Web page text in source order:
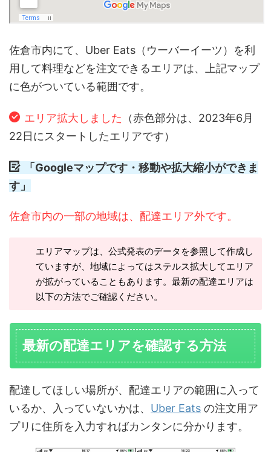
佐倉市内にて、Uber Eats（ウーバーイーツ）を利
用して料理などを注文できるエリアは、上記マップ
に色がついている範囲です。
エリア拡大しました （赤色部分は、2023年6月
22日にスタートしたエリアです）
「Googleマップです・移動や拡大縮小ができま
す」
佐倉市内の一部の地域は、配達エリア外です。
エリアマップは、公式発表のデータを参照して作成し
ていますが、地域によってはステルス拡大してエリア
が拡がっていることもあります。最新の配達エリアは
以下の方法でご確認ください。
最新の配達エリアを確認する方法
配達してほしい場所が、配達エリアの範囲に入って
いるか、入っていないかは、 Uber Eats の注文用ア
プリに住所を入力すればカンタンに分かります。